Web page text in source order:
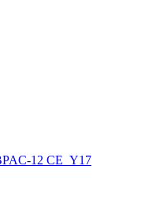
12 CE_Y17